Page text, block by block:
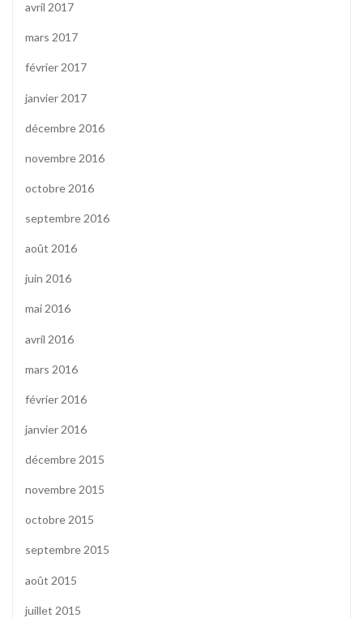
avril 2017
mars 2017
février 2017
janvier 2017
décembre 2016
novembre 2016
octobre 2016
septembre 2016
août 2016
juin 2016
mai 2016
avril 2016
mars 2016
février 2016
janvier 2016
décembre 2015
novembre 2015
octobre 2015
septembre 2015
août 2015
juillet 2015